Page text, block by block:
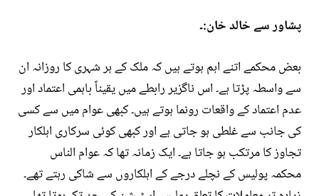
پشاور سے خالد خان:۔
بعض محکمے اتنے اہم ہوتے ہیں کہ ملک کے ہر شہری کا روزانہ ان
سے واسطہ پڑتا ہے۔ اس ناگزیر رابطے میں یقیناً باہمی اعتماد اور
عدم اعتماد کے واقعات رونما ہوتے ہیں۔ کبھی عوام میں سے کسی
کی جانب سے غلطی ہو جاتی ہے اور کبھی کوئی سرکاری اہلکار
تجاوز کا مرتکب ہو جاتا ہے۔ ایک زمانہ تھا کہ عوام الناس
محکمہ پولیس کے نچلے درجے کے اہلکاروں سے شاکی رہتے تھے۔